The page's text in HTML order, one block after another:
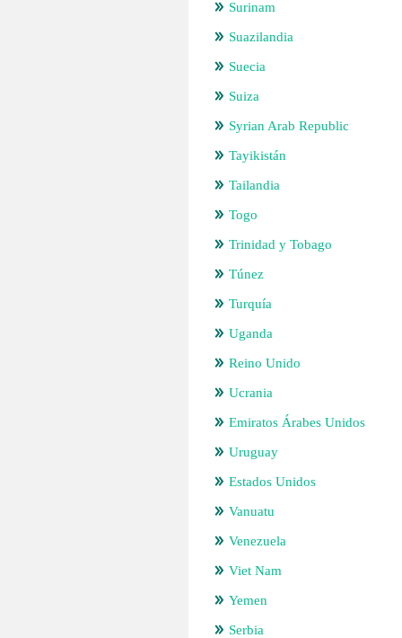
Surinam
Suazilandia
Suecia
Suiza
Syrian Arab Republic
Tayikistán
Tailandia
Togo
Trinidad y Tobago
Túnez
Turquía
Uganda
Reino Unido
Ucrania
Emiratos Árabes Unidos
Uruguay
Estados Unidos
Vanuatu
Venezuela
Viet Nam
Yemen
Serbia